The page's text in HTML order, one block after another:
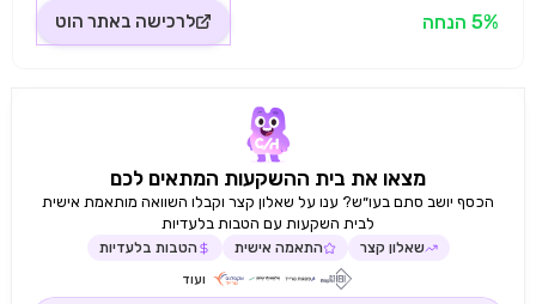
5% הנחה
לרכישה באתר הוט
מצאו את בית ההשקעות המתאים לכם
הכסף יושב סתם בעו״ש? ענו על שאלון קצר וקבלו השוואה מותאמת אישית
לבית השקעות עם הטבות בלעדיות
שאלון קצר התאמה אישית הטבות בלעדיות
ועוד